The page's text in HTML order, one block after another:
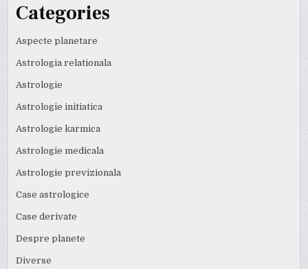
Categories
Aspecte planetare
Astrologia relationala
Astrologie
Astrologie initiatica
Astrologie karmica
Astrologie medicala
Astrologie previzionala
Case astrologice
Case derivate
Despre planete
Diverse